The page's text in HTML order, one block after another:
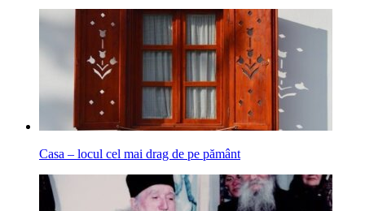
Casa – locul cel mai drag de pe pământ